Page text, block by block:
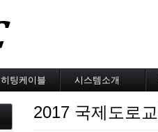
히팅케이블
스노우멜팅
지붕융설
시스템소개
지붕융설시스템
2017 국제도로